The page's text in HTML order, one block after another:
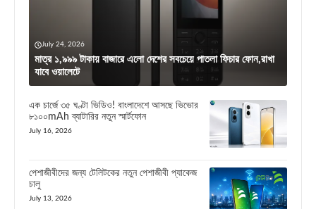
July 24, 2026
মাত্র ১,৯৯৯ টাকায় বাজারে এলো দেশের সবচেয়ে পাতলা ফিচার ফোন,রাখা
যাবে ওয়ালেটে
এক চার্জে ৩৫ ঘণ্টা ভিডিও! বাংলাদেশে আসছে ভিভোর
৮১০০mAh ব্যাটারির নতুন স্মার্টফোন
July 16, 2026
পেশাজীবীদের জন্য টেলিটকের নতুন পেশাজীবী প্যাকেজ
চালু
July 13, 2026